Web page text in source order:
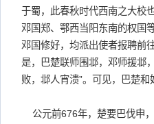
于蜀，此春秋时代西南之大校
邓国郑、鄂西当阳东南的权国
邓国修好，均派出使者报聘前
是，巴楚联师围邶，邓师援邶
败，邶人宵溃”。可见，巴楚
公元前676年，楚要巴伐申